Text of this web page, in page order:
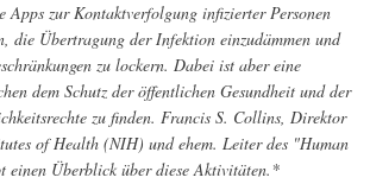
Apps zur Kontaktverfolgung infizierter Personen
die Übertragung der Infektion einzudämmen und
zu lockern. Dabei ist aber eine
dem Schutz der öffentlichen Gesundheit und der
zu finden. Francis S. Collins, Direktor
of Health (NIH) und ehem. Leiter des "Human
einen Überblick über diese Aktivitäten.*